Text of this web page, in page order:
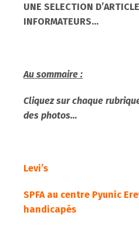
UNE SELECTION
INFORMATEURS…
Au sommaire :
Cliquez sur chaque
des photos…
Levi’s
SPFA au centre Pyunic
handicapés